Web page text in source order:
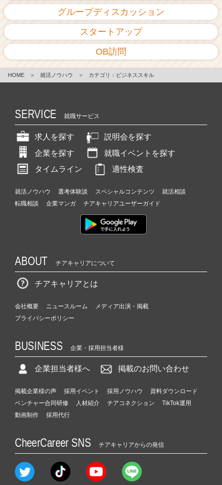
グループディスカッション
スタートアップ
OB訪問
HOME ＞ 就活ノウハウ ＞ カテゴリ：ビジネススキル
SERVICE 就職サービス
求人を探す
説明会を探す
企業を探す
就職イベントを探す
タイムライン
適性検査
就活ノウハウ 選考体験談 スペシャルコンテンツ
就活相談
転職相談
企業マンガ チアキャリアユーザーガイド
ABOUT チアキャリアについて
チアキャリアとは
会社概要 ニュースルーム
メディア出演・掲載
プライバシーポリシー
BUSINESS 企業・採用担当者様
企業担当者様へ 掲載のお問い合わせ
掲載企業様の声 採用イベント 採用ノウハウ
資料ダウンロード
ベンチャー合同研修
人材紹介 チアコネクション
TikTok運用
動画制作
採用代行
CheerCareer SNS チアキャリアからの発信